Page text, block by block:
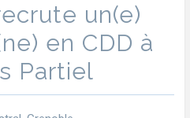
un(e)
en CDD à
Partiel